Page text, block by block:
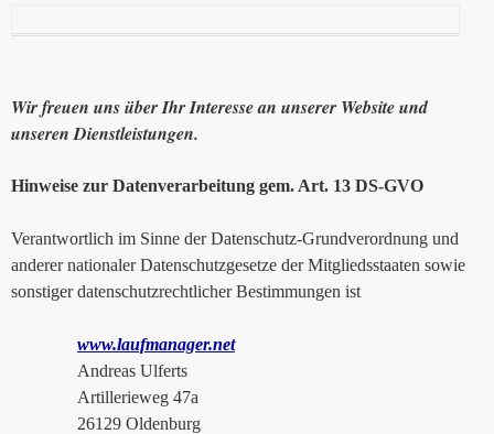
Wir freuen uns über Ihr Interesse an unserer Website und
unseren Dienstleistungen.
Hinweise zur Datenverarbeitung gem. Art. 13 DS-GVO
Verantwortlich im Sinne der Datenschutz-Grundverordnung und
anderer nationaler Datenschutzgesetze der Mitgliedsstaaten sowie
sonstiger datenschutzrechtlicher Bestimmungen ist
www.laufmanager.net
Andreas Ulferts
Artillerieweg 47a
26129 Oldenburg